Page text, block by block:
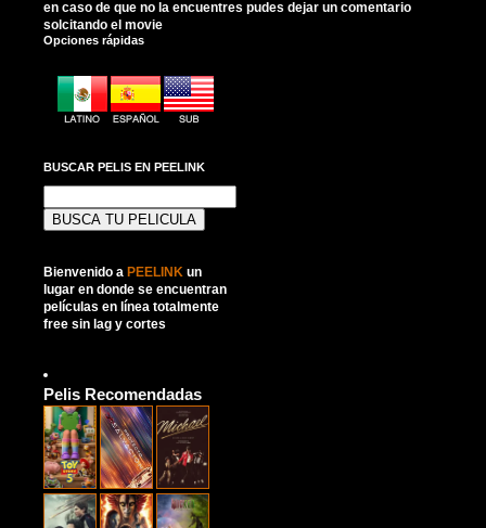
en caso de que no la encuentres pudes dejar un comentario
solcitando el movie
Opciones rápidas
BUSCAR PELIS EN PEELINK
Bienvenido a PEELINK un
lugar en donde se encuentran
películas en línea totalmente
free sin lag y cortes
Pelis Recomendadas